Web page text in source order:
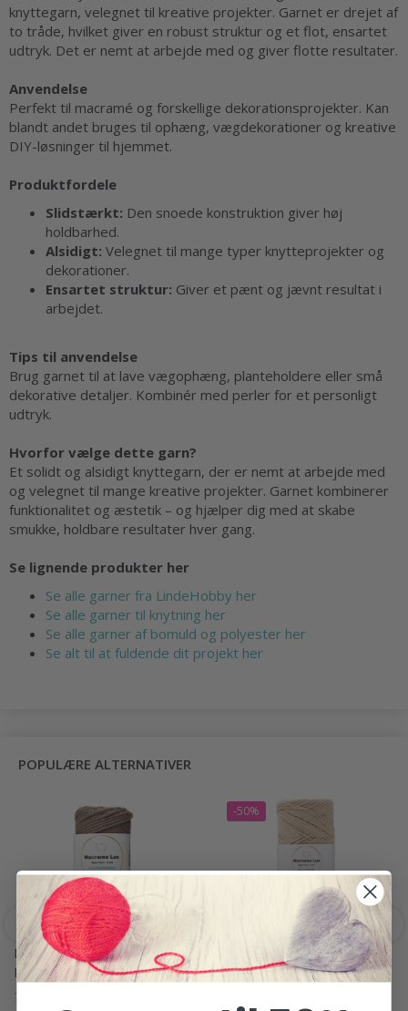
knyttegarn, velegnet til kreative projekter. Garnet er drejet af
to tråde, hvilket giver en robust struktur og et flot, ensartet
udtryk. Det er nemt at arbejde med og giver flotte resultater.
Anvendelse
Perfekt til macramé og forskellige dekorationsprojekter. Kan
blandt andet bruges til ophæng, vægdekorationer og kreative
DIY-løsninger til hjemmet.
Produktfordele
Slidstærkt: Den snoede konstruktion giver høj
holdbarhed.
Alsidigt: Velegnet til mange typer knytteprojekter og
dekorationer.
Ensartet struktur: Giver et pænt og jævnt resultat i
arbejdet.
Tips til anvendelse
Brug garnet til at lave vægophæng, planteholdere eller små
dekorative detaljer. Kombinér med perler for et personligt
udtryk.
Hvorfor vælge dette garn?
Et solidt og alsidigt knyttegarn, der er nemt at arbejde med
og velegnet til mange kreative projekter. Garnet kombinerer
funktionalitet og æstetik – og hjælper dig med at skabe
smukke, holdbare resultater hver gang.
Se lignende produkter her
Se alle garner fra LindeHobby her
Se alle garner til knytning her
Se alle garner af bomuld og polyester her
Se alt til at fuldende dit projekt her
POPULÆRE ALTERNATIVER
LINDEHOBBY MACRAME
LUX, KNYTTEGARN, 4 MM
74,95 DKK
-50%
LINDEHOBBY MACRAME
LUX, KNYTTEGARN, 1 MM